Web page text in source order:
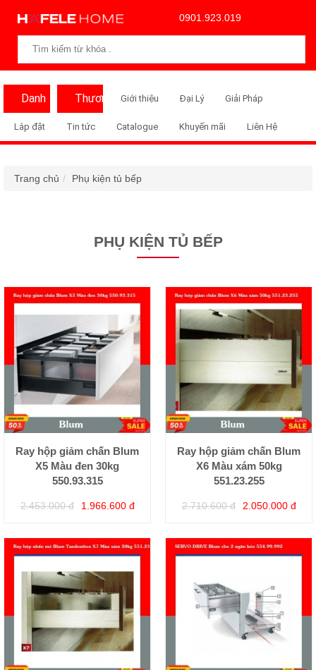
0901.923.019
Danh
Mục
Thương
Hiệu
Giới thiệu Đại Lý Giải Pháp
Lắp đặt Tin tức Catalogue Khuyến mãi Liên Hệ
Trang chủ Phụ kiện tủ bếp
PHỤ KIỆN TỦ BẾP
Ray hộp giảm chấn Blum
X5 Màu đen 30kg
550.93.315
2.453.000 đ 1.966.600 đ
Ray hộp giảm chấn Blum
X6 Màu xám 50kg
551.23.255
2.710.600 đ 2.050.000 đ